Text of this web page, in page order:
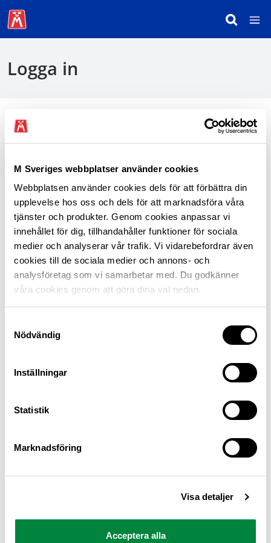
M Sveriges webbplatser använder cookies
Webbplatsen använder cookies dels för att förbättra din
upplevelse hos oss och dels för att marknadsföra våra
tjänster och produkter. Genom cookies anpassar vi
innehållet för dig, tillhandahåller funktioner för sociala
medier och analyserar vår trafik. Vi vidarebefordrar även
cookies till de sociala medier och annons- och
analysföretag som vi samarbetar med. Du godkänner
våra cookies genom att göra dina val nedan.
Nödvändig
Inställningar
Statistik
Marknadsföring
Visa detaljer
Acceptera alla
Logga in
För att logga in behöver du använda mobilt
BankID.
Logga in som medlem
M Sverige är Sveriges största konsumentorganisation
för bilister och andra trafikanter
Ansvarig utgivare: Heléne Lilja
Pressrum
Om oss